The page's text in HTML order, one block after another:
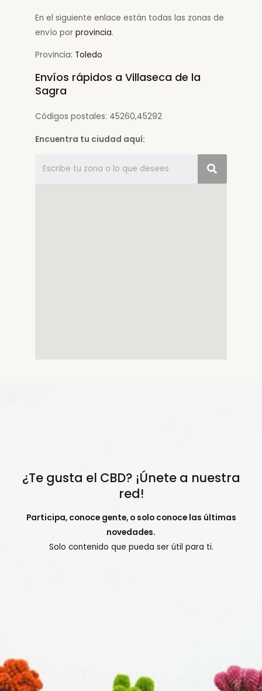
En el siguiente enlace están todas las zonas de
envío por provincia.
Provincia: Toledo
Envíos rápidos a Villaseca de la
Sagra
Códigos postales: 45260,45292
Encuentra tu ciudad aquí:
¿Te gusta el CBD? ¡Únete a nuestra
red!
Participa, conoce gente, o solo conoce las últimas
novedades.
Solo contenido que pueda ser útil para ti.